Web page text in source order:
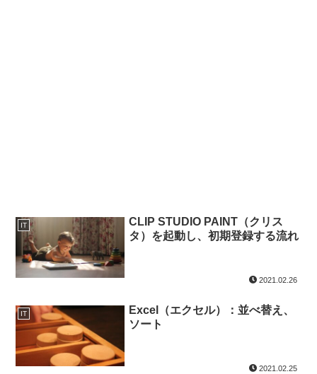
IT
CLIP STUDIO PAINT（クリス
タ）を起動し、初期登録する流れ
2021.02.26
IT
Excel（エクセル）：並べ替え、
ソート
2021.02.25